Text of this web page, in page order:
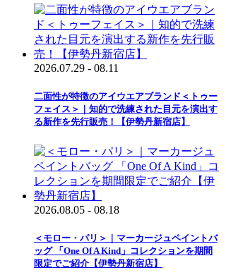
2026.07.29 - 08.11
二面性が特徴のアイウエアブランド＜トゥー
フェイス＞｜知的で洗練された目元を演出す
る新作を先行販売！【伊勢丹新宿店】
2026.08.05 - 08.18
＜モロー・パリ＞｜マーカージュペイントバ
ッグ 「One Of A Kind」コレクションを期間
限定でご紹介【伊勢丹新宿店】